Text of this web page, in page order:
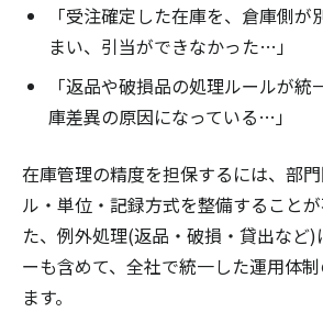
「受注確定した在庫を、倉庫側が
まい、引当ができなかった…」
「返品や破損品の処理ルールが統
庫差異の原因になっている…」
在庫管理の精度を担保するには、部
ル・単位・記録方式を整備すること
た、例外処理(返品・破損・貸出など)
ーも含めて、全社で統一した運用体
ます。